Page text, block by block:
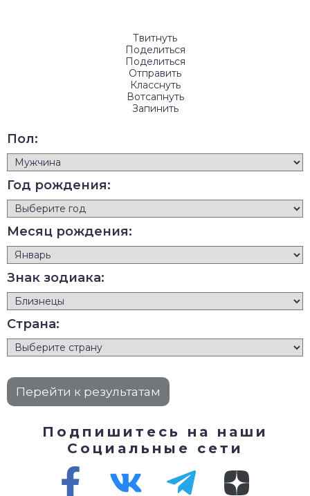
Твитнуть
Поделиться
Поделиться
Отправить
Класснуть
Вотсапнуть
Запинить
Пол:
Год рождения:
Месяц рождения:
Знак зодиака:
Страна:
Подпишитесь на наши
Социальные сети